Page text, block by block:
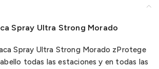
Spray Ultra Strong Morado
Spray Ultra Strong Morado zProtege
todas las estaciones y en todas las